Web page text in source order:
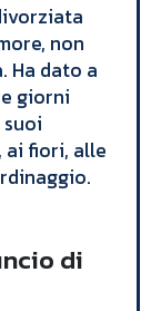
non
Ha dato a
giorni
ai fiori, alle
di